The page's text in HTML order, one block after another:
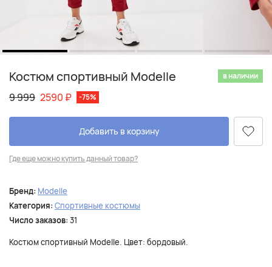
Костюм спортивный Modelle в наличии
9 999 2590 ₽ -75%
Добавить в корзину
Где еще можно купить данный товар?
Бренд: Modelle
Категория: Спортивные костюмы
Число заказов: 31
Костюм спортивный Modelle. Цвет: бордовый.